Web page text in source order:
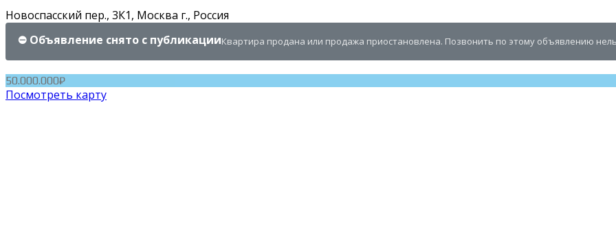
Новоспасский пер., 3К1, Москва г., Россия
⛔ Объявление снято с публикацииКвартира продана или продажа приостановлена. Позвонить по этому объявлению
50.000.000₽
Посмотреть карту